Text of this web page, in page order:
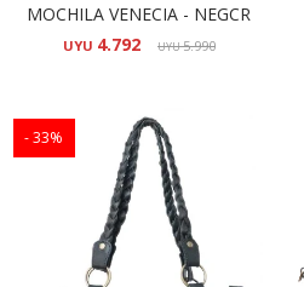
MOCHILA VENECIA - NEGCR
UYU 4.792 UYU5.990
33